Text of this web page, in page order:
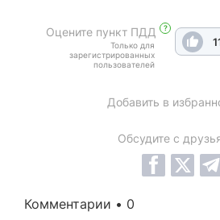
Оцените пункт ПДД ?
Только для
зарегистрированных
пользователей
Добавить в
Обсудите с
Комментарии • 0